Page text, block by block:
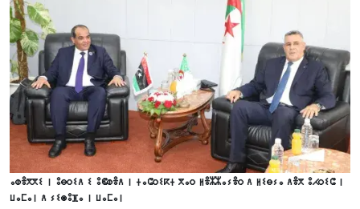
ⴰⵀⴻⴳⴳⵉ ⵏ ⵓⴱⵔⵉⴷ ⵉ ⵓⵞⵀⴻⴷ ⵏ ⵜⴰⵛⵔⵉⴽⵜ ⴳⴰⵔ ⵍⴻⵣⵣⴰⵢⴻⵔ ⴷ ⵍⵉⴱⵢⴰ ⴷⴻⴳ ⵓⵃⵔⵉⵛ ⵏ
ⵡⴰⵎⴰⵏ ⴷ ⵢⵉⵙⵓⴼⴰ ⵏ ⵡⴰⵎⴰⵏ